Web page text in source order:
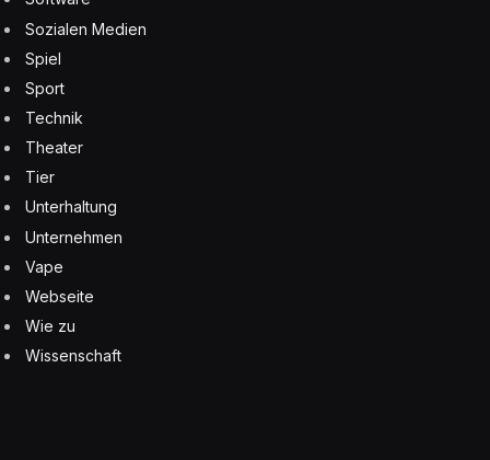
Sozialen Medien
Spiel
Sport
Technik
Theater
Tier
Unterhaltung
Unternehmen
Vape
Webseite
Wie zu
Wissenschaft